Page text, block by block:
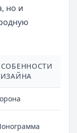
но и